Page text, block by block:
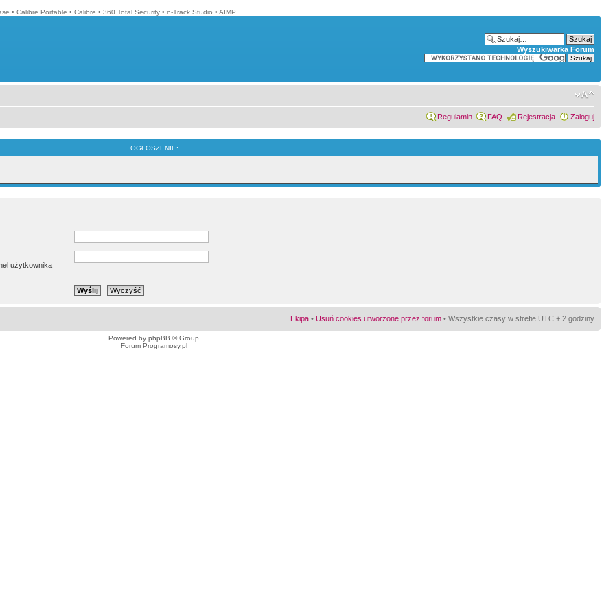
• Calibre Portable • Calibre • 360 Total Security • n-Track Studio • AIMP
Wyszukiwarka Forum
Regulamin FAQ Rejestracja Zaloguj
OGŁOSZENIE:
użytkownika
Ekipa • Usuń cookies utworzone przez forum • Wszystkie czasy w strefie UTC + 2 godziny
Powered by phpBB © Group
Forum Programosy.pl